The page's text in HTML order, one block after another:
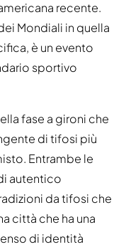
recente.
Mondiali in quella
è un evento
sportivo
fase a gironi che
di tifosi più
Entrambe le
autentico
da tifosi che
città che ha una
di identità